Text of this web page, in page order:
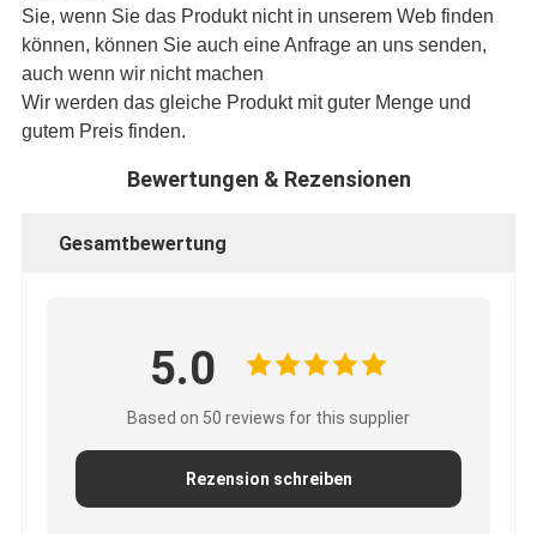
Sie, wenn Sie das Produkt nicht in unserem Web finden
können, können Sie auch eine Anfrage an uns senden,
auch wenn wir nicht machen
Wir werden das gleiche Produkt mit guter Menge und
gutem Preis finden.
Bewertungen & Rezensionen
Gesamtbewertung
5.0
Based on 50 reviews for this supplier
Rezension schreiben